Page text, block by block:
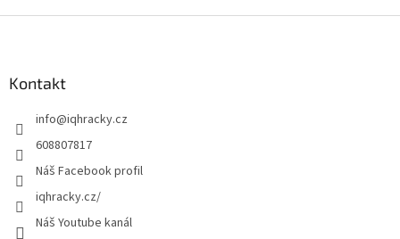
Kontakt
info@iqhracky.cz
608807817
Náš Facebook profil
iqhracky.cz/
Náš Youtube kanál